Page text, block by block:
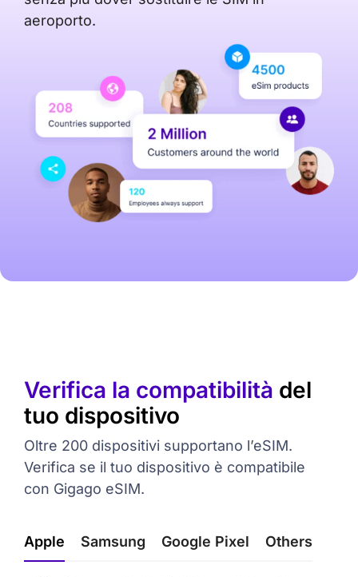
aeroporto.
Verifica la compatibilità del
tuo dispositivo
Oltre 200 dispositivi supportano l’eSIM.
Verifica se il tuo dispositivo è compatibile
con Gigago eSIM.
Apple Samsung Google Pixel Others